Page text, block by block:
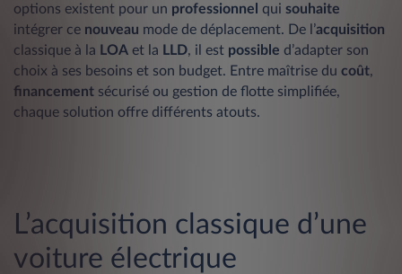
options existent pour un professionnel qui souhaite
intégrer ce nouveau mode de déplacement. De l’acquisition
classique à la LOA et la LLD, il est possible d’adapter son
choix à ses besoins et son budget. Entre maîtrise du coût,
financement sécurisé ou gestion de flotte simplifiée,
chaque solution offre différents atouts.
L’acquisition classique d’une
voiture électrique